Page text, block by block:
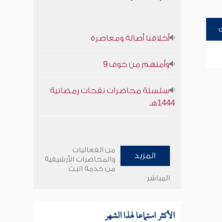
أخلاقنا أصالة ومعاصرة
وأمنهم من خوف 9
سلسلة محاضرات نفحات رمضانية
1444هـ
المزيد
من الفعاليات
والمحاضرات الأرشيفية
من خدمة البث
المباشر
الأكثر استماعا لهذا الشهر